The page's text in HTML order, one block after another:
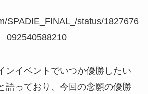
SPADIE_FINAL_/status/1827676
092540588210
ンイベントでいつか優勝したい
語っており、今回の念願の優勝